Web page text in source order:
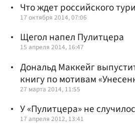
Что ждет российского
17 октября 2014, 07:06
Щегол напел Пулитцера
15 апреля 2014, 16:47
Дональд Маккейг
книгу по мотивам
27 марта 2014, 11:55
У «Пулитцера» не
17 апреля 2012, 13:41